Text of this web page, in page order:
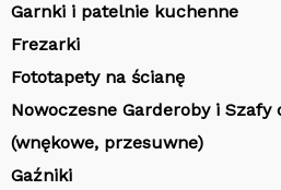
Garnki i patelnie kuchenne
Frezarki
Fototapety na ścianę
Nowoczesne Garderoby i Szafy
(wnękowe, przesuwne)
Gaźniki